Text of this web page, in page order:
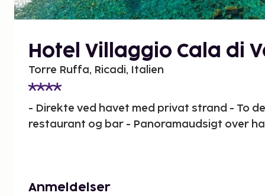
Hotel Villaggio Cala di
Torre Ruffa, Ricadi, Italien
- Direkte ved havet med privat strand - To
restaurant og bar - Panoramaudsigt over
Anmeldelser